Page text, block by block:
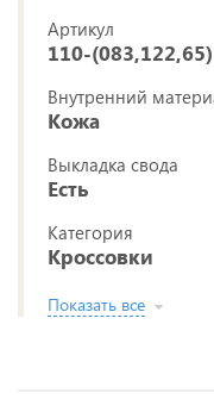
Артикул
110-(083,122,65)
Внутренний
Кожа
Выкладка свода
Есть
Категория
Кроссовки
Показать все